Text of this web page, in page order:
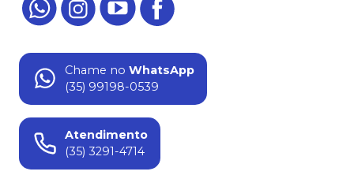
Chame no WhatsApp
(35) 99198-0539
Atendimento
(35) 3291-4714